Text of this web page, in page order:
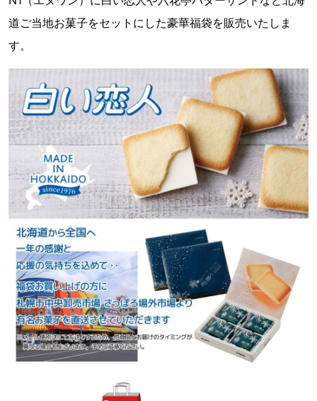
道ご当地お菓子をセットにした豪華福袋を販売いたしま
す。